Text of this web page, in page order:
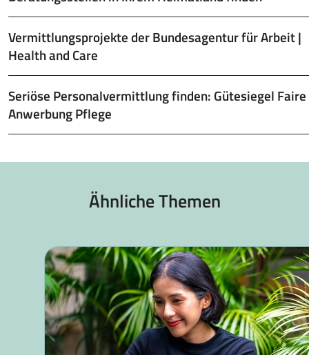
Vermittlungsprojekte der Bundesagentur für Arbeit |
Health and Care
Seriöse Personalvermittlung finden: Gütesiegel Faire
Anwerbung Pflege
Ähnliche Themen